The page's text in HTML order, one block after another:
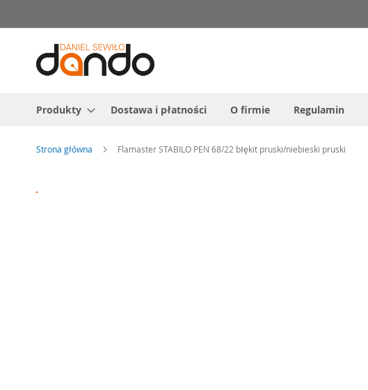
do
treści
Produkty Dostawa i płatności O firmie Regulamin
Strona główna Flamaster STABILO PEN 68/22 błękit pruski/niebieski pruski
na